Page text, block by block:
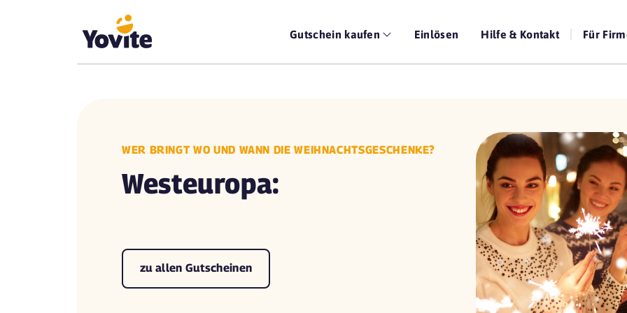
Gutschein kaufen Einlösen Hilfe & Kontakt Für
WER BRINGT WO UND WANN DIE WEIHNACHTSGESCHENKE?
Westeuropa:
zu allen Gutscheinen